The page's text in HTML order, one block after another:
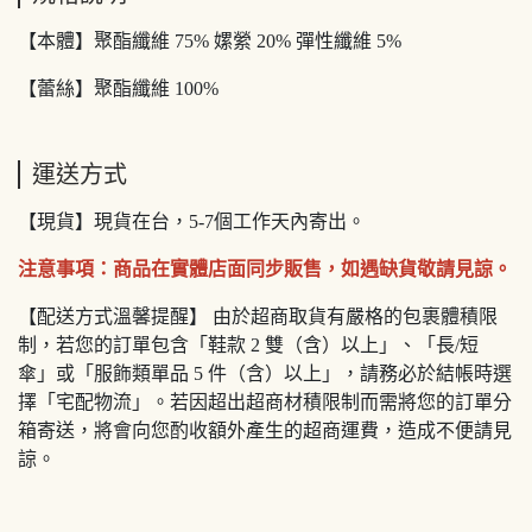
【本體】聚酯纖維 75% 嫘縈 20% 彈性纖維 5%
【蕾絲】聚酯纖維 100%
運送方式
【現貨】現貨在台，5-7個工作天內寄出。
注意事項：商品在實體店面同步販售，如遇缺貨敬請見諒。
【配送方式溫馨提醒】 由於超商取貨有嚴格的包裹體積限
制，若您的訂單包含「鞋款 2 雙（含）以上」、「長/短
傘」或「服飾類單品 5 件（含）以上」，請務必於結帳時選
擇「宅配物流」。若因超出超商材積限制而需將您的訂單分
箱寄送，將會向您酌收額外產生的超商運費，造成不便請見
諒。